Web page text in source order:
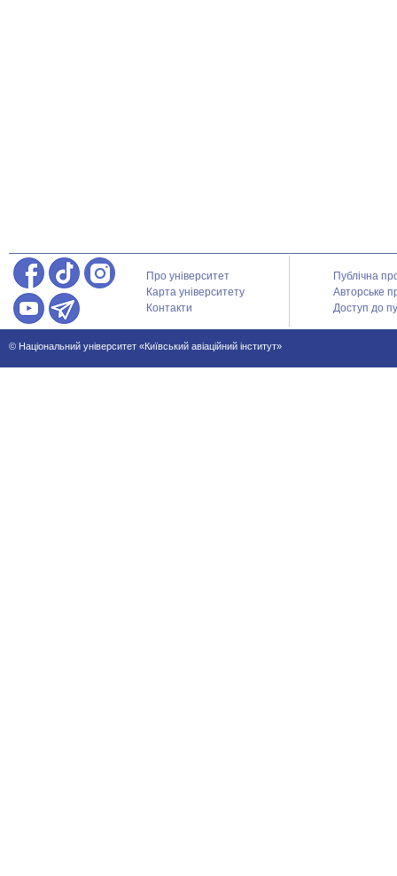
Про університет
Карта університету
Контакти
Публічна
Авторське
Доступ до
© Національний університет «Київський авіаційний інститут»